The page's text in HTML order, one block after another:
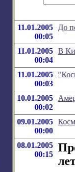
11.01.2005
00:05
До
11.01.2005
00:04
В
11.01.2005
00:03
10.01.2005
00:02
09.01.2005
00:00
08.01.2005
00:15